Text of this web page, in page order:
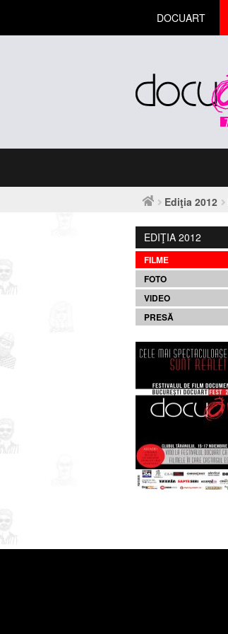
DOCUART
Ediţia 2012
EDIŢIA 2012
FILME
FOTO
VIDEO
PRESĂ